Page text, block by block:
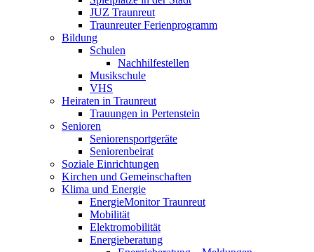
JUZ Traunreut
Traunreuter Ferienprogramm
Bildung
Schulen
Nachhilfestellen
Musikschule
VHS
Heiraten in Traunreut
Trauungen in Pertenstein
Senioren
Seniorensportgeräte
Seniorenbeirat
Soziale Einrichtungen
Kirchen und Gemeinschaften
Klima und Energie
EnergieMonitor Traunreut
Mobilität
Elektromobilität
Energieberatung